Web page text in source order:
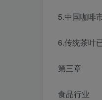
5.中国咖啡
6.传统茶叶
第三章
食品行业